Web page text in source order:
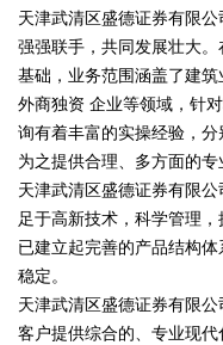
天津武清区盛德证券有限
强强联手，共同发展壮大
基础，业务范围涵盖了建筑
外商独资 企业等领域，针
询有着丰富的实操经验，分
为之提供合理、多方面的专
天津武清区盛德证券有限
足于高新技术，科学管理
已建立起完善的产品结构
稳定。
天津武清区盛德证券有限
客户提供综合的、专业现